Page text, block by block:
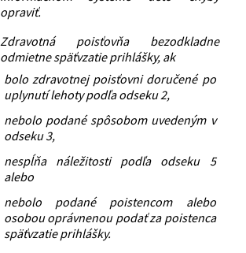
opraviť.
Zdravotná poisťovňa bezodkladne
odmietne späťvzatie prihlášky, ak
bolo zdravotnej poisťovni doručené po
uplynutí lehoty podľa odseku 2,
nebolo podané spôsobom uvedeným v
odseku 3,
nespĺňa náležitosti podľa odseku 5
alebo
nebolo podané poistencom alebo
osobou oprávnenou podať za poistenca
späťvzatie prihlášky.